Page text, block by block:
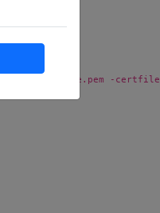
-in certificate.pem -certfile